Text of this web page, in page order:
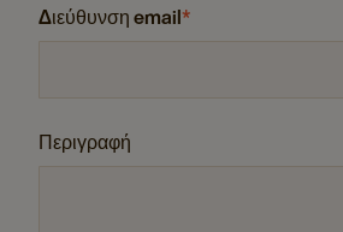
Διεύθυνση email*
Περιγραφή